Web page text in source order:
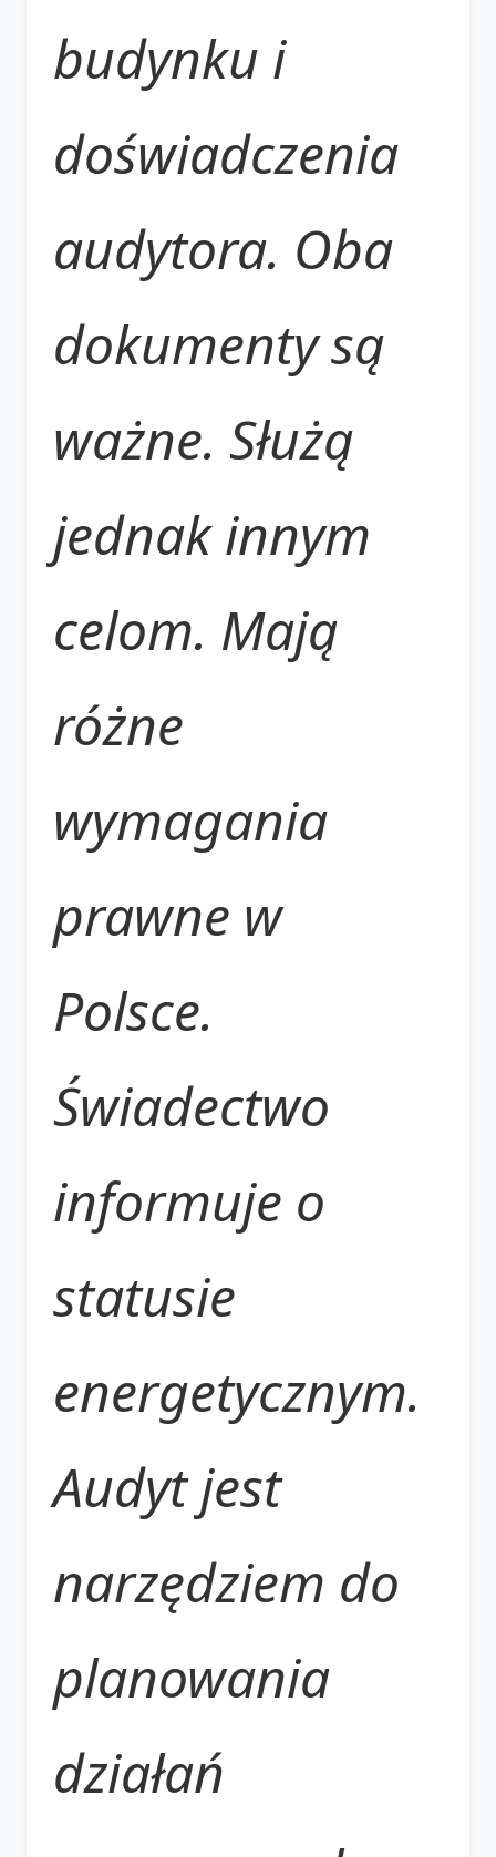
budynku i
doświadczenia
audytora. Oba
dokumenty są
ważne. Służą
jednak innym
celom. Mają
różne
wymagania
prawne w
Polsce.
Świadectwo
informuje o
statusie
energetycznym.
Audyt jest
narzędziem do
planowania
działań